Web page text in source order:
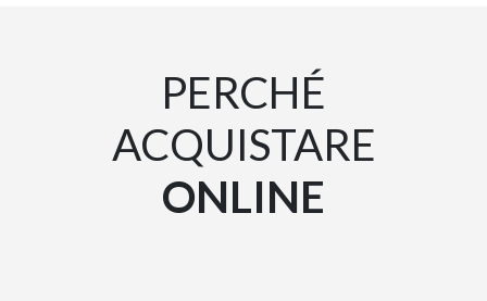
TWIST –
PERCHÉ
ACQUISTARE
ONLINE